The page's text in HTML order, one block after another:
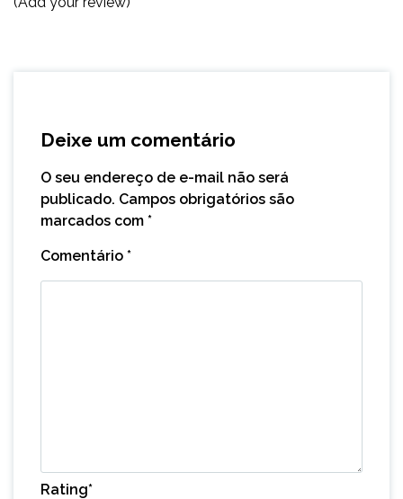
Deixe um comentário
O seu endereço de e-mail não será
publicado. Campos obrigatórios são
marcados com *
Comentário *
Rating*